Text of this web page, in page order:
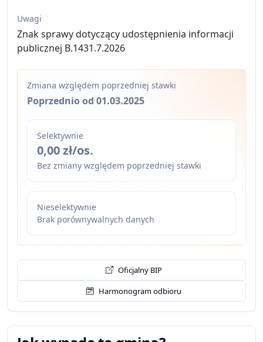
Uwagi
Znak sprawy dotyczący udostępnienia informacji
publicznej B.1431.7.2026
Zmiana względem poprzedniej stawki
Poprzednio od 01.03.2025
Selektywnie
0,00 zł/os.
Bez zmiany względem poprzedniej stawki
Nieselektywnie
Brak porównywalnych danych
Oficjalny BIP
Harmonogram odbioru